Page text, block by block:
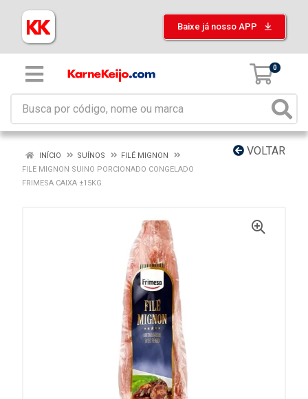
Baixe já nosso APP
0
VOLTAR
INÍCIO SUÍNOS
FILÉ MIGNON
FILE MIGNON SUINO PORCIONADO CONGELADO
FRIMESA CAIXA ±15KG